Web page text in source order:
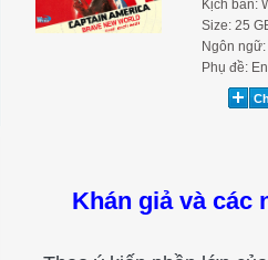
Kịch bản:
Size: 25
Ngôn
Phụ đề:
Khán giả và các